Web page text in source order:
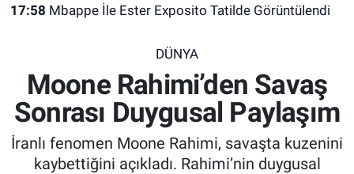
17:58 Mbappe İle Ester Exposito Tatilde Görüntülendi
DÜNYA
Moone Rahimi’den Savaş
Sonrası Duygusal Paylaşım
İranlı fenomen Moone Rahimi, savaşta kuzenini
kaybettiğini açıkladı. Rahimi’nin duygusal
KULİS MEYDANI
1461 TRABZON
Son Dakika Haberleri
Haber Arşivi